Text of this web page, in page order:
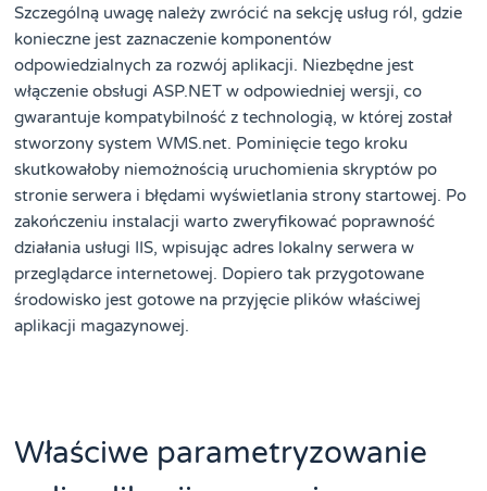
Szczególną uwagę należy zwrócić na sekcję usług ról, gdzie
konieczne jest zaznaczenie komponentów
odpowiedzialnych za rozwój aplikacji. Niezbędne jest
włączenie obsługi ASP.NET w odpowiedniej wersji, co
gwarantuje kompatybilność z technologią, w której został
stworzony system WMS.net. Pominięcie tego kroku
skutkowałoby niemożnością uruchomienia skryptów po
stronie serwera i błędami wyświetlania strony startowej. Po
zakończeniu instalacji warto zweryfikować poprawność
działania usługi IIS, wpisując adres lokalny serwera w
przeglądarce internetowej. Dopiero tak przygotowane
środowisko jest gotowe na przyjęcie plików właściwej
aplikacji magazynowej.
Właściwe parametryzowanie